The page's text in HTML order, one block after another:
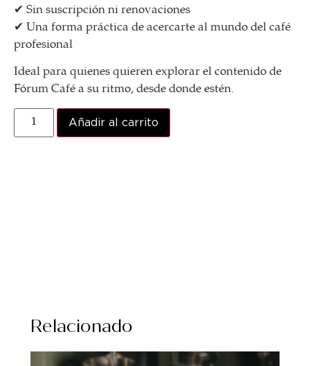
✔ Sin suscripción ni renovaciones
✔ Una forma práctica de acercarte al mundo del café
profesional
Ideal para quienes quieren explorar el contenido de
Fórum Café a su ritmo, desde donde estén.
Añadir al carrito
Relacionado